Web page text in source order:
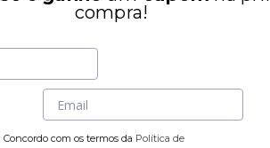
compra!
Concordo com os termos da Política de